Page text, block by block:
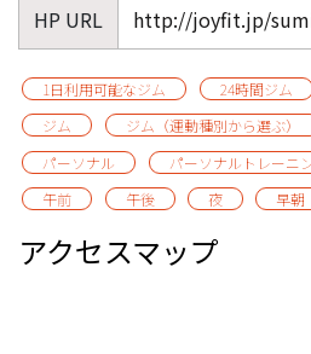
HP URL http://joyfit.jp/
1日利用可能なジム 24時間ジム
ジム
ジム（運動種別から選ぶ）
パーソナル
パーソナルトレーニ
午前
午後 夜 早朝
アクセスマップ